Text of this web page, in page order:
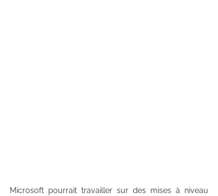
Microsoft pourrait travailler sur des mises à niveau